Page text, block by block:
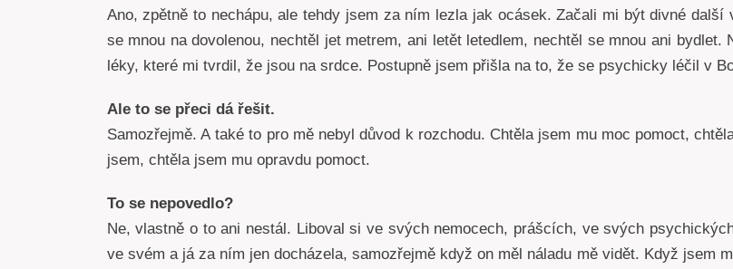
Ano, zpětně to nechápu, ale tehdy jsem za ním lezla jak ocásek. Začali mi být divné
se mnou na dovolenou, nechtěl jet metrem, ani letět letedlem, nechtěl se mnou ani
léky, které mi tvrdil, že jsou na srdce. Postupně jsem přišla na to, že se psychicky léčil v
Ale to se přeci dá řešit.
Samozřejmě. A také to pro mě nebyl důvod k rozchodu. Chtěla jsem mu moc pomoct,
jsem, chtěla jsem mu opravdu pomoct.
To se nepovedlo?
Ne, vlastně o to ani nestál. Liboval si ve svých nemocech, prášcích, ve svých
ve svém a já za ním jen docházela, samozřejmě když on měl náladu mě vidět. Když jsem